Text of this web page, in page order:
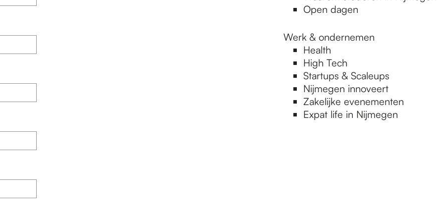
Open dagen
Werk & ondernemen
Health
High Tech
Startups & Scaleups
Nijmegen innoveert
Zakelijke evenementen
Expat life in Nijmegen